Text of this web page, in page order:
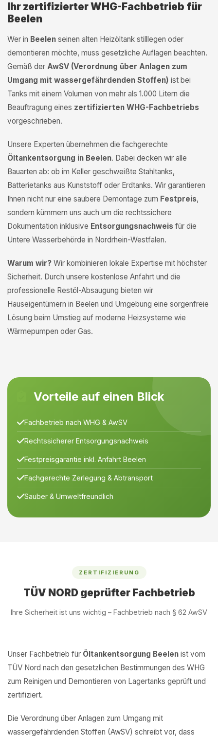
Ihr zertifizierter WHG-Fachbetrieb für
Beelen
Wer in Beelen seinen alten Heizöltank stilllegen oder
demontieren möchte, muss gesetzliche Auflagen beachten.
Gemäß der AwSV (Verordnung über Anlagen zum
Umgang mit wassergefährdenden Stoffen) ist bei
Tanks mit einem Volumen von mehr als 1.000 Litern die
Beauftragung eines zertifizierten WHG-Fachbetriebs
vorgeschrieben.
Unsere Experten übernehmen die fachgerechte
Öltankentsorgung in Beelen. Dabei decken wir alle
Bauarten ab: ob im Keller geschweißte Stahltanks,
Batterietanks aus Kunststoff oder Erdtanks. Wir garantieren
Ihnen nicht nur eine saubere Demontage zum Festpreis,
sondern kümmern uns auch um die rechtssichere
Dokumentation inklusive Entsorgungsnachweis für die
Untere Wasserbehörde in Nordrhein-Westfalen.
Warum wir? Wir kombinieren lokale Expertise mit höchster
Sicherheit. Durch unsere kostenlose Anfahrt und die
professionelle Restöl-Absaugung bieten wir
Hauseigentümern in Beelen und Umgebung eine sorgenfreie
Lösung beim Umstieg auf moderne Heizsysteme wie
Wärmepumpen oder Gas.
Vorteile auf einen Blick
Fachbetrieb nach WHG & AwSV
Rechtssicherer Entsorgungsnachweis
Festpreisgarantie inkl. Anfahrt Beelen
Fachgerechte Zerlegung & Abtransport
Sauber & Umweltfreundlich
ZERTIFIZIERUNG
TÜV NORD geprüfter Fachbetrieb
Ihre Sicherheit ist uns wichtig – Fachbetrieb nach § 62 AwSV
Unser Fachbetrieb für Öltankentsorgung Beelen ist vom
TÜV Nord nach den gesetzlichen Bestimmungen des WHG
zum Reinigen und Demontieren von Lagertanks geprüft und
zertifiziert.
Die Verordnung über Anlagen zum Umgang mit
wassergefährdenden Stoffen (AwSV) schreibt vor, dass